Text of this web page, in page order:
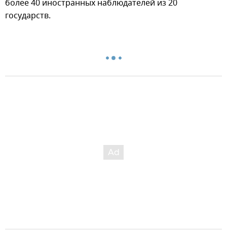
более 40 иностранных наблюдателей из 20
государств.